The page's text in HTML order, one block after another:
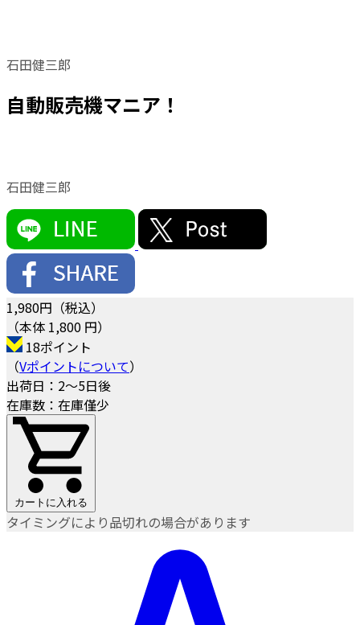
石田健三郎
自動販売機マニア！
石田健三郎
1,980円（税込）
（本体 1,800 円）
18ポイント
（Vポイントについて）
出荷日：2～5日後
在庫数：在庫僅少
カートに入れる
タイミングにより品切れの場合があります